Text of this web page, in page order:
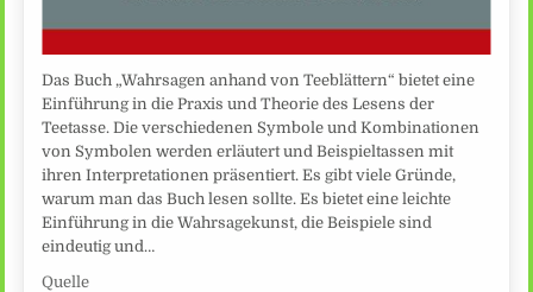
Das Buch „Wahrsagen anhand von Teeblättern“ bietet eine
Einführung in die Praxis und Theorie des Lesens der
Teetasse. Die verschiedenen Symbole und Kombinationen
von Symbolen werden erläutert und Beispieltassen mit
ihren Interpretationen präsentiert. Es gibt viele Gründe,
warum man das Buch lesen sollte. Es bietet eine leichte
Einführung in die Wahrsagekunst, die Beispiele sind
eindeutig und…
Quelle